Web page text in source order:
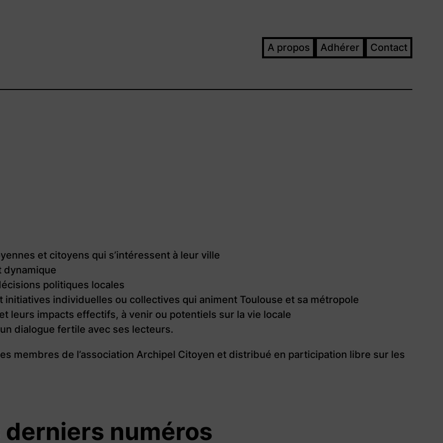
A propos Adhérer Contact
et citoyens qui s’intéressent à leur ville
dynamique
politiques locales
individuelles ou collectives qui animent Toulouse et sa métropole
leurs impacts effectifs, à venir ou potentiels sur la vie locale
dialogue fertile avec ses lecteurs.
membres de l’association Archipel Citoyen et distribué en participation libre sur les
numéros